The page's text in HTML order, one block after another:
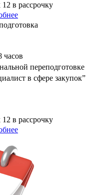
12 в рассрочку
часов
переподготовке
в сфере закупок”
12 в рассрочку